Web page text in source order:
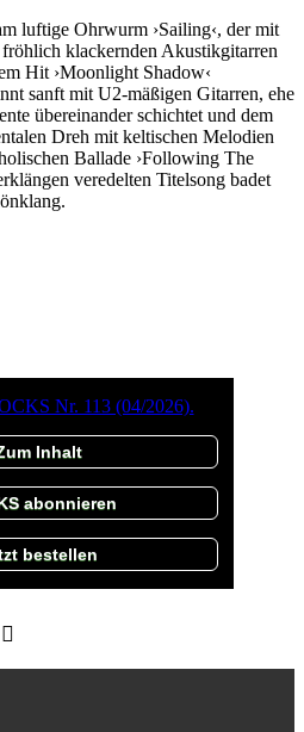
luftige Ohrwurm ›Sailing‹, der mit
klackernden Akustikgitarren
Hit ›Moonlight Shadow‹
sanft mit U2-mäßigen Gitarren, ehe
übereinander schichtet und dem
Dreh mit keltischen Melodien
Ballade ›Following The
veredelten Titelsong badet
Inhalt
abonnieren
bestellen